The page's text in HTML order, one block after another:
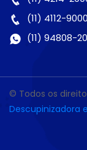
(11) 4112-9000
(11) 94808-
© Todos os
Descupinizadora